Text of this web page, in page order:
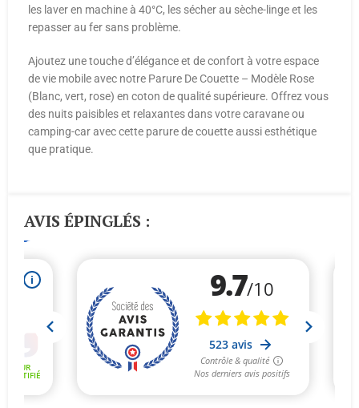
les laver en machine à 40°C, les sécher au sèche-linge et les
repasser au fer sans problème.
Ajoutez une touche d’élégance et de confort à votre espace
de vie mobile avec notre Parure De Couette – Modèle Rose
(Blanc, vert, rose) en coton de qualité supérieure. Offrez vous
des nuits paisibles et relaxantes dans votre caravane ou
camping-car avec cette parure de couette aussi esthétique
que pratique.
AVIS ÉPINGLÉS :